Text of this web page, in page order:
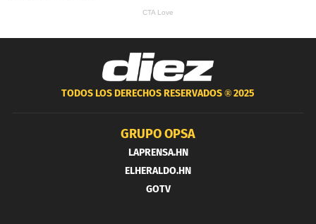
TODOS LOS DERECHOS RESERVADOS ®2025
GRUPO OPSA
LAPRENSA.HN
ELHERALDO.HN
GOTV